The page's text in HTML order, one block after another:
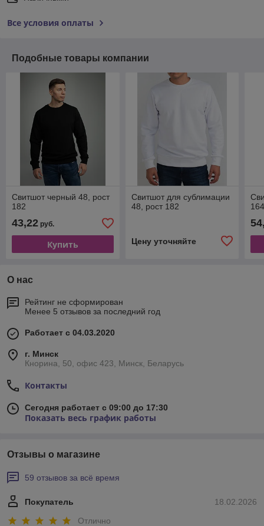
Все условия оплаты
Подобные товары компании
Свитшот черный 48, рост
182
43,22 руб.
Купить
Свитшот для сублимации
48, рост 182
Цену уточняйте
О нас
Рейтинг не сформирован
Менее 5 отзывов за последний год
Работает с 04.03.2020
г. Минск
Кнорина, 50, офис 423, Минск, Беларусь
Контакты
Сегодня работает с 09:00 до 17:30
Показать весь график работы
Отзывы о магазине
59 отзывов за всё время
18.02.2026
Покупатель
Отлично